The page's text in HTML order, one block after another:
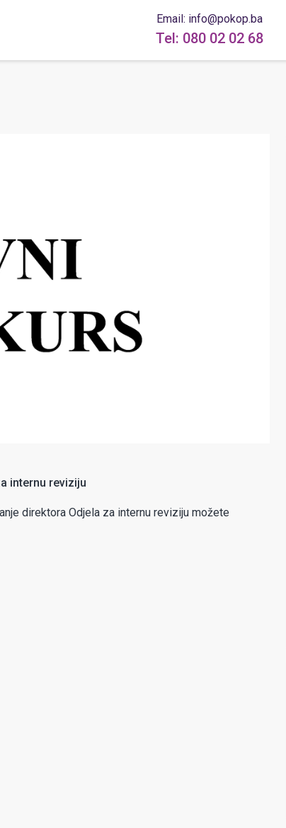
Email: info@pokop.ba
Tel: 080 02 02 68
internu reviziju
direktora Odjela za internu reviziju možete